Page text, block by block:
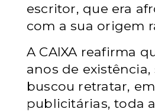
escritor, que era
com a sua origem
A CAIXA reafirma
anos de existência,
buscou retratar,
publicitárias, toda